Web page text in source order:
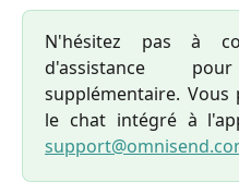
N'hésitez pas à
d'assistance
supplémentaire.
le chat intégré à